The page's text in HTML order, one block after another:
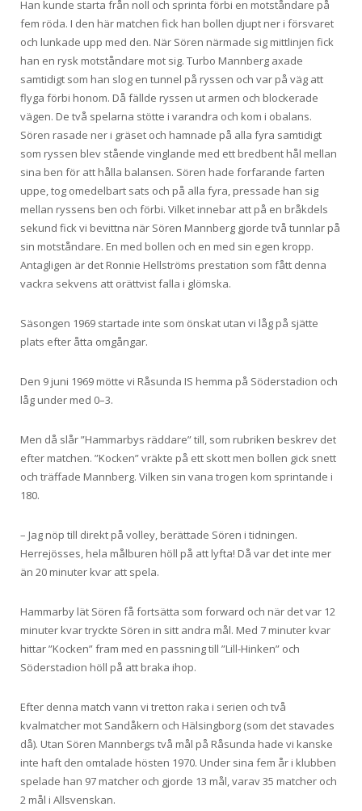
Han kunde starta från noll och sprinta förbi en motståndare på
fem röda. I den här matchen fick han bollen djupt ner i försvaret
och lunkade upp med den. När Sören närmade sig mittlinjen fick
han en rysk motståndare mot sig. Turbo Mannberg axade
samtidigt som han slog en tunnel på ryssen och var på väg att
flyga förbi honom. Då fällde ryssen ut armen och blockerade
vägen. De två spelarna stötte i varandra och kom i obalans.
Sören rasade ner i gräset och hamnade på alla fyra samtidigt
som ryssen blev stående vinglande med ett bredbent hål mellan
sina ben för att hålla balansen. Sören hade forfarande farten
uppe, tog omedelbart sats och på alla fyra, pressade han sig
mellan ryssens ben och förbi. Vilket innebar att på en bråkdels
sekund fick vi bevittna när Sören Mannberg gjorde två tunnlar på
sin motståndare. En med bollen och en med sin egen kropp.
Antagligen är det Ronnie Hellströms prestation som fått denna
vackra sekvens att orättvist falla i glömska.
Säsongen 1969 startade inte som önskat utan vi låg på sjätte
plats efter åtta omgångar.
Den 9 juni 1969 mötte vi Råsunda IS hemma på Söderstadion och
låg under med 0–3.
Men då slår ”Hammarbys räddare” till, som rubriken beskrev det
efter matchen. ”Kocken” vräkte på ett skott men bollen gick snett
och träffade Mannberg. Vilken sin vana trogen kom sprintande i
180.
– Jag nöp till direkt på volley, berättade Sören i tidningen.
Herrejösses, hela målburen höll på att lyfta! Då var det inte mer
än 20 minuter kvar att spela.
Hammarby lät Sören få fortsätta som forward och när det var 12
minuter kvar tryckte Sören in sitt andra mål. Med 7 minuter kvar
hittar ”Kocken” fram med en passning till ”Lill-Hinken” och
Söderstadion höll på att braka ihop.
Efter denna match vann vi tretton raka i serien och två
kvalmatcher mot Sandåkern och Hälsingborg (som det stavades
då). Utan Sören Mannbergs två mål på Råsunda hade vi kanske
inte haft den omtalade hösten 1970. Under sina fem år i klubben
spelade han 97 matcher och gjorde 13 mål, varav 35 matcher och
2 mål i Allsvenskan.